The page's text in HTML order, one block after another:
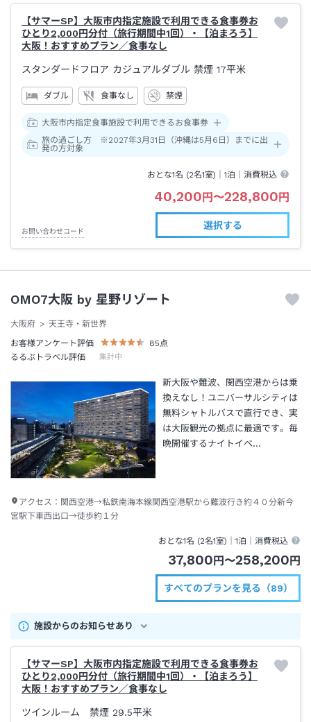
【サマーSP】大阪市内指定施設で利用できる食事券お
ひとり2,000円分付（旅行期間中1回）・【泊まろう】
大阪！おすすめプラン／食事なし
スタンダードフロア カジュアルダブル 禁煙 17平米
ダブル 食事なし 禁煙
大阪市内指定食事施設で利用できるお食事券
旅の過ごし方 ※2027年3月31日（沖縄は5月6日）までに出
発の方対象
おとな1名 (2名1室)｜1泊 ｜消費税込
40,200 円 〜228,800 円
お問い合わせコード
選択する
OMO7大阪 by 星野リゾート
大阪府
天王寺・新世界
お客様アンケート評価
85点
るるぶトラベル評価
集計中
新大阪や難波、関西空港からは乗
換えなし！ユニバーサルシティは
無料シャトルバスで直行でき、実
は大阪観光の拠点に最適です。毎
晩開催するナイトイベ…
アクセス： 関西空港→私鉄南海本線関西空港駅から難波行き約４０分新今
宮駅下車西出口→徒歩約１分
おとな1名 (2名1室)｜1泊 ｜消費税込
37,800円〜258,200円
すべてのプランを見る（89）
施設からのお知らせあり
【サマーSP】大阪市内指定施設で利用できる食事券お
ひとり2,000円分付（旅行期間中1回）・【泊まろう】
大阪！おすすめプラン／食事なし
ツインルーム 禁煙 29.5平米